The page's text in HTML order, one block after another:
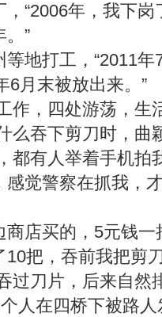
“2006年，我下
”
打工，“2011年
6月末被放出来。”
，四处游荡，生
么吞下剪刀时，曲
都有人举着手机拍
觉警察在抓我，
店买的，5元钱一
把，吞前我把剪
过刀片，后来自然
在四桥下被路人